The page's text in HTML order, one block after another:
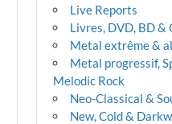
Live Reports
Livres, DVD, BD &
Metal extrême &
Metal progressif,
Melodic Rock
Neo-Classical &
New, Cold &